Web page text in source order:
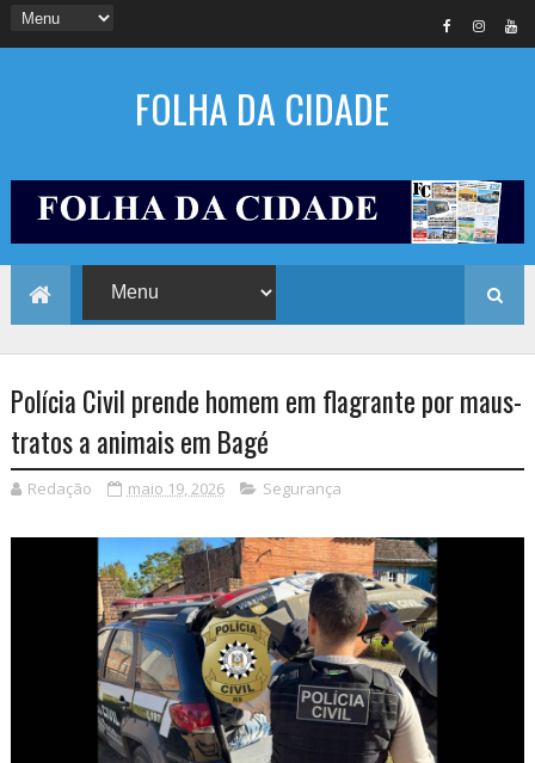
FOLHA DA CIDADE
Polícia Civil prende homem em flagrante por maus-
tratos a animais em Bagé
Redação maio 19, 2026 Segurança